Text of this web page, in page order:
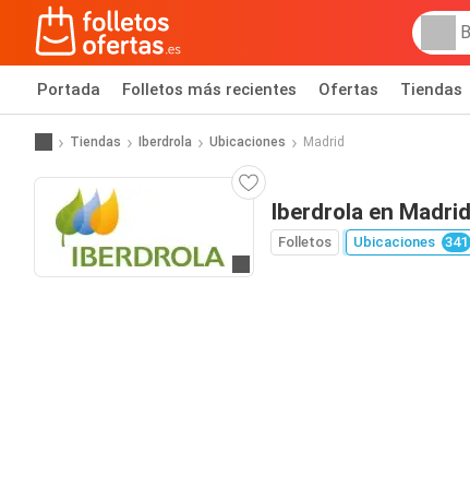
Portada Folletos más recientes Ofertas Tiendas
Tiendas Iberdrola Ubicaciones Madrid
Iberdrola en Madrid
Folletos Ubicaciones 341